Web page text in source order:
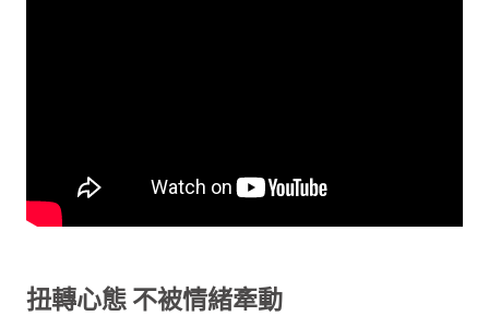
扭轉心態 不被情緒牽動